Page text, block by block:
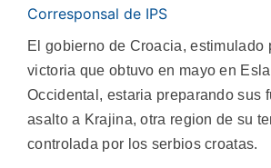
Corresponsal de IPS
El gobierno de Croacia, estimulado
victoria que obtuvo en mayo en
Occidental, estaria preparando sus
asalto a Krajina, otra region de su
controlada por los serbios croatas.